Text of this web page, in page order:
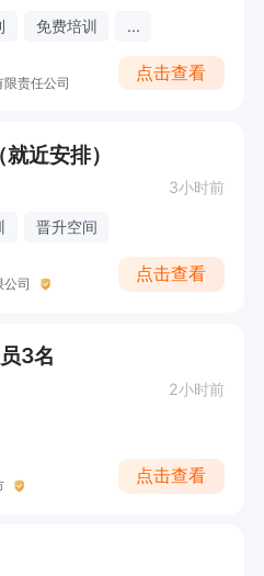
免费培训 ...
责任公司
点击查看
近安排）
3小时前
晋升空间
司
点击查看
3名
2小时前
点击查看